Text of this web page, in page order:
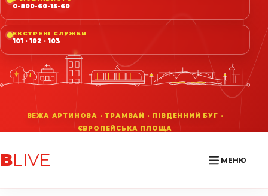
0-800-60-15-60
ЕКСТРЕНІ СЛУЖБИ
101 · 102 · 103
ВLIVE МЕНЮ